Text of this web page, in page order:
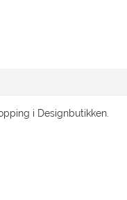
i Designbutikken.